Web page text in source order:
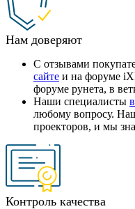
Нам доверяют
С отзывами
сайте и на форуме
форуме рунета, в
Наши специалисты
любому вопросу.
проекторов, и мы
Контроль качества